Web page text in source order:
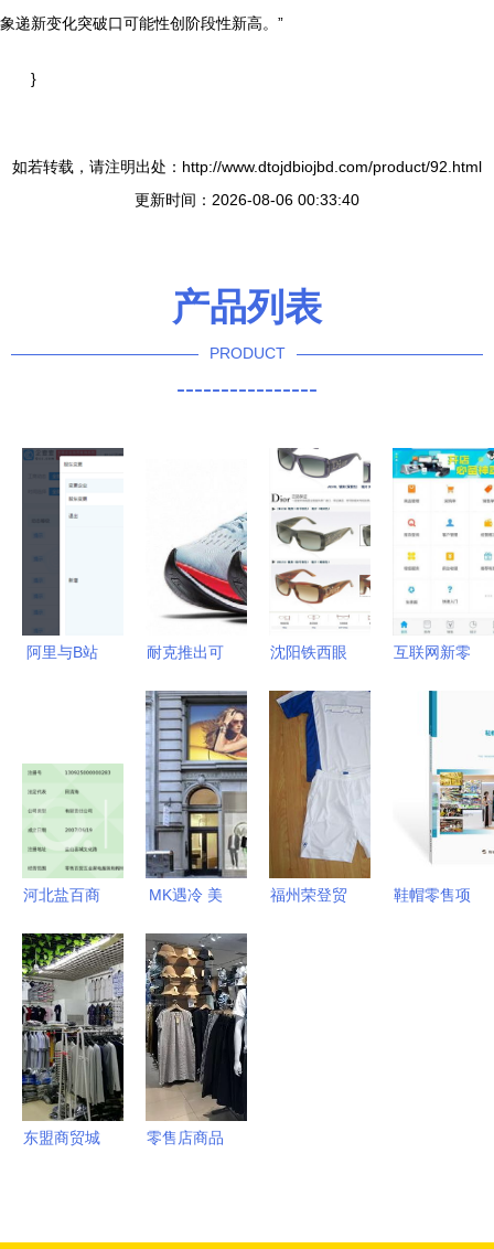
象递新变化突破口可能性创阶段性新高。”
}
如若转载，请注明出处：http://www.dtojdbiojbd.com/product/92.html
更新时间：2026-08-06 00:33:40
产品列表
PRODUCT
----------------
阿里与B站
耐克推出可
时马拉松的
全新概念跑
鞋
沈阳铁西眼
质眼镜批发
零售一网打
尽，打造靓
丽出行风范
互联网新零
兵”突围之
路
河北盐百商
耕区域市
场，开启互
联网销售新
篇章
MK遇冷 美
为何陆续抛
弃昔日爆
款？
福州荣登贸
鞋帽零售项
东盟商贸城
零售店商品